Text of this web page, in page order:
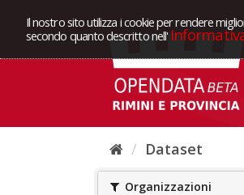
Il nostro sito utilizza i cookie per rendere
secondo quanto descritto nell'
Dataset
Organizzazioni